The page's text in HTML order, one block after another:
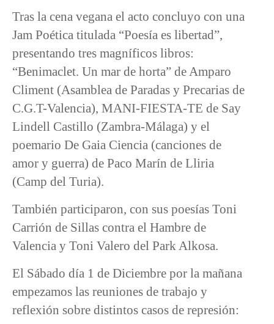
Tras la cena vegana el acto concluyo con una
Jam Poética titulada “Poesía es libertad”,
presentando tres magníficos libros:
“Benimaclet. Un mar de horta” de Amparo
Climent (Asamblea de Paradas y Precarias de
C.G.T-Valencia), MANI-FIESTA-TE de Say
Lindell Castillo (Zambra-Málaga) y el
poemario De Gaia Ciencia (canciones de
amor y guerra) de Paco Marín de Lliria
(Camp del Turia).
También participaron, con sus poesías Toni
Carrión de Sillas contra el Hambre de
Valencia y Toni Valero del Park Alkosa.
El Sábado día 1 de Diciembre por la mañana
empezamos las reuniones de trabajo y
reflexión sobre distintos casos de represión: